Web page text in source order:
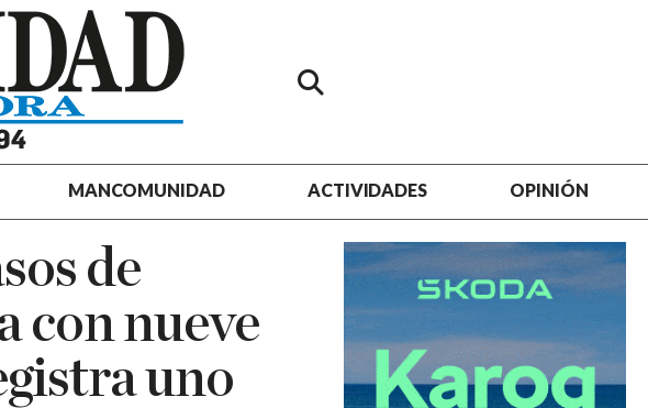
MANCOMUNIDAD ACTIVIDADES OPINIÓN
de
con nueve
uno